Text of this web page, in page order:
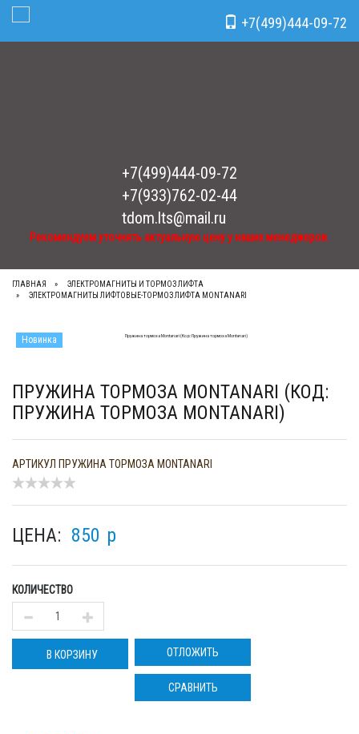
Рекомендуем уточнять актуальную цену у наших менеджеров.
+7(499)444-09-72
+7(933)762-02-44
tdom.lts@mail.ru
Рекомендуем уточнять актуальную цену у наших менеджеров.
+7(499)444-09-72
Toggle Navigation
ГЛАВНАЯ
ЭЛЕКТРОМАГНИТЫ И ТОРМОЗ ЛИФТА
ЭЛЕКТРОМАГНИТЫ ЛИФТОВЫЕ-ТОРМОЗ ЛИФТА MONTANARI
Новинка
ПРУЖИНА ТОРМОЗА MONTANARI (КОД:
ПРУЖИНА ТОРМОЗА MONTANARI)
АРТИКУЛ ПРУЖИНА ТОРМОЗА MONTANARI
ЦЕНА: 850 p
КОЛИЧЕСТВО
В КОРЗИНУ ОТЛОЖИТЬ
СРАВНИТЬ